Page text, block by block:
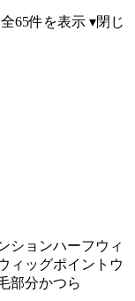
65件を表示 ▾閉じ
ションハーフウィ
ィッグポイントウ
部分かつら